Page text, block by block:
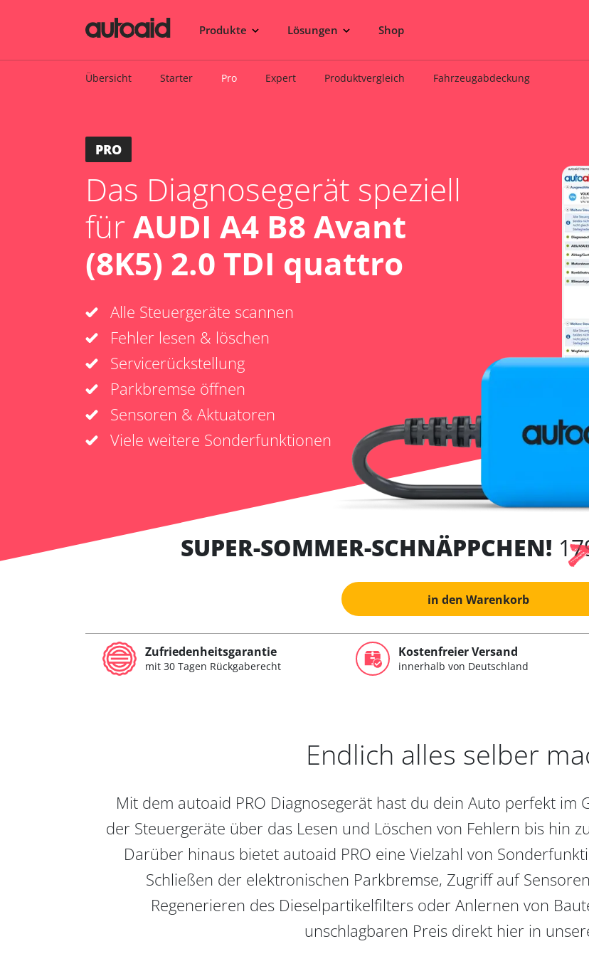
Produkte Lösungen Shop
Übersicht Starter Pro Expert Produktvergleich Fahrzeugabdeckung
PRO
Das Diagnosegerät speziell
fürAUDI A4 B8 Avant
(8K5) 2.0 TDI quattro
Alle Steuergeräte scannen
Fehler lesen & löschen
Servicerückstellung
Parkbremse öffnen
Sensoren & Aktuatoren
Viele weitere Sonderfunktionen
SUPER-SOMMER-SCHNÄPPCHEN!
in den Warenkorb
Zufriedenheitsgarantie
mit 30 Tagen Rückgaberecht
Kostenfreier Versand
innerhalb von Deutschland
Endlich alles selber
Mit dem autoaid PRO Diagnosegerät hast du dein Auto perfekt im
der Steuergeräte über das Lesen und Löschen von Fehlern bis hin
Darüber hinaus bietet autoaid PRO eine Vielzahl von
Schließen der elektronischen Parkbremse, Zugriff auf
Regenerieren des Dieselpartikelfilters oder Anlernen von
unschlagbaren Preis direkt hier in